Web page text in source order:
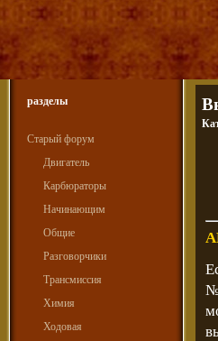
разделы
Старый форум
Двигатель
Карбюраторы
Начинающим
Общие
Разговорчики
Трансмиссия
Химия
Ходовая